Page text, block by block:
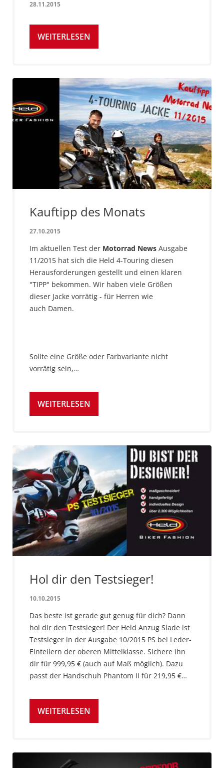
28.11.2015
WEITERLESEN
Kauftipp des Monats
27.10.2015
Im aktuellen Test der Motorrad News Ausgabe
11/2015 hat sich die Held 4-Touring diesen
Herausforderungen gestellt und einen klaren
"TIPP" bekommen. Wir haben viele Größen
dieser Jacke vorrätig - für Herren wie
auch Damen.
Sollte eine Größe oder Farbvariante nicht
vorrätig sein,…
WEITERLESEN
Hol dir den Testsieger!
10.10.2015
Das beste ist gerade gut genug für dich? Dann
hol dir den Testsieger! Der Held Anzug Slade ist
Testsieger in der Ausgabe 10/2015 PS bei Leder-
Einteilern der oberen Mittelklasse. Sichere ihn
dir für 999,95 € (auch auf Maß möglich). Dazu
passt der Handschuh Phantom II für 219,95 €…
WEITERLESEN